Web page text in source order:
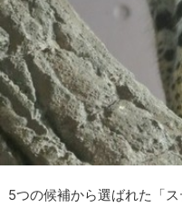
5つの候補から選ばれた「